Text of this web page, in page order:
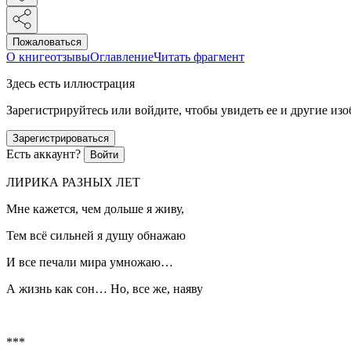
Пожаловаться
О книгеотзывыОглавлениеЧитать фрагмент
Здесь есть иллюстрация
Зарегистрируйтесь или войдите, чтобы увидеть ее и другие
Зарегистрироваться
Есть аккаунт? Войти
ЛИРИКА РАЗНЫХ ЛЕТ
Мне кажется, чем дольше я живу,
Тем всё сильней я душу обнажаю
И все печали мира умножаю…
А жизнь как сон… Но, все же, наяву
***